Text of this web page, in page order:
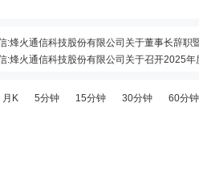
:烽火通信科技股份有限公司关于董事长辞
烽火通信科技股份有限公司关于召开2025年
同会计师事务所(特殊普通合伙)关于烽火通
“藤仓日本”)及藤仓(中国)有限公司(以下简称“藤仓中国”)收购其持有的藤仓烽火光电材料科技有限公司(以下简称“藤仓烽火”)合计60%的股权,2026年7
月K 5分钟 15分钟 30分钟 60分钟